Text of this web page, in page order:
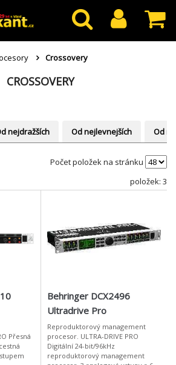
Crossovery
CROSSOVERY
nejdražších Od nejlevnejších Od
Počet položek na stránku
položek: 3
Behringer DCX2496
Ultradrive Pro
Reproduktorový management
procesor. ULTRA-DRIVE PRO
Digitální 24-bit/96kHz
reproduktorový management